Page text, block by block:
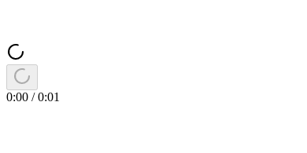
0:00 /0:01